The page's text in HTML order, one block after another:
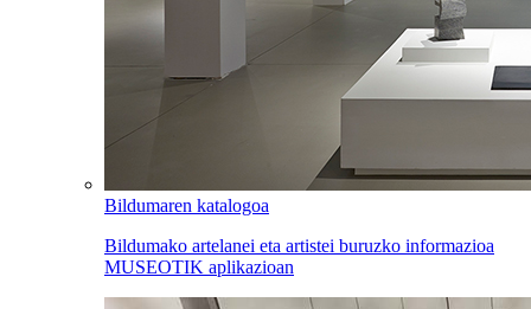
Bildumaren katalogoa
Bildumako artelanei eta artistei buruzko informazioa
MUSEOTIK aplikazioan